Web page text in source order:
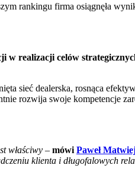
rankingu firma osiągnęła
w realizacji celów
sieć dealerska, rosnąca
rozwija swoje kompetencje
właściwy – mówi Paweł
klienta i długofalowych